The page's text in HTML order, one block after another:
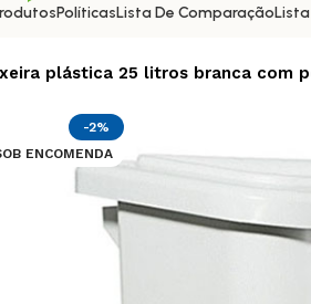
PolíticasLista De Comparação
plástica 25 litros branca com
-2%
ENCOMENDA